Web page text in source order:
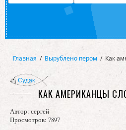
Главная / Вырублено пером / Как
Судак
КАК АМЕРИКАНЦЫ
Автор: сергей
Просмотров: 7897